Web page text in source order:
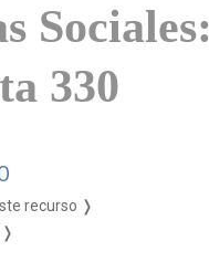
Sociales:
330
recurso ❭
❭